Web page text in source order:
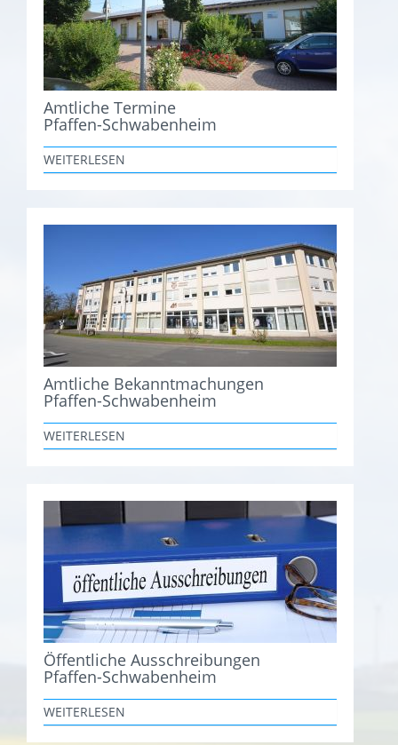
Amtliche Termine
Pfaffen-Schwabenheim
WEITERLESEN
Amtliche Bekanntmachungen
Pfaffen-Schwabenheim
WEITERLESEN
Öffentliche Ausschreibungen
Pfaffen-Schwabenheim
WEITERLESEN